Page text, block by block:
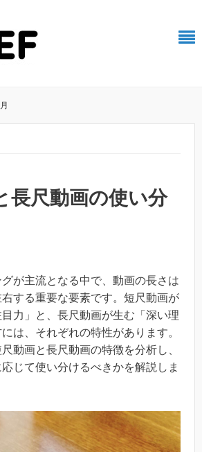
長尺動画の使い分
が主流となる中で、動画の長さは
する重要な要素です。短尺動画が
力」と、長尺動画が生む「深い理
は、それぞれの特性があります。
動画と長尺動画の特徴を分析し、
じて使い分けるべきかを解説しま